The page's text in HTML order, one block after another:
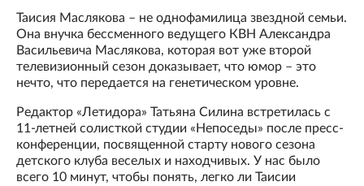
Таисия Маслякова – не однофамилица звездной семьи.
Она внучка бессменного ведущего КВН Александра
Васильевича Маслякова, которая вот уже второй
телевизионный сезон доказывает, что юмор – это
нечто, что передается на генетическом уровне.
Редактор «Летидора» Татьяна Силина встретилась с
11-летней солисткой студии «Непоседы» после пресс-
конференции, посвященной старту нового сезона
детского клуба веселых и находчивых. У нас было
всего 10 минут, чтобы понять, легко ли Таисии